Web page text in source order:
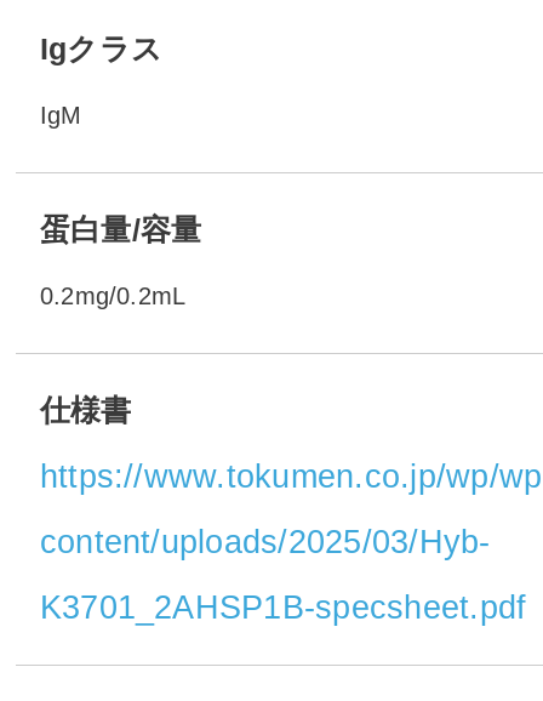
Igクラス
IgM
蛋白量/容量
0.2mg/0.2mL
仕様書
https://www.tokumen.co.jp/wp/
content/uploads/2025/03/Hyb-
K3701_2AHSP1B-specsheet.pdf